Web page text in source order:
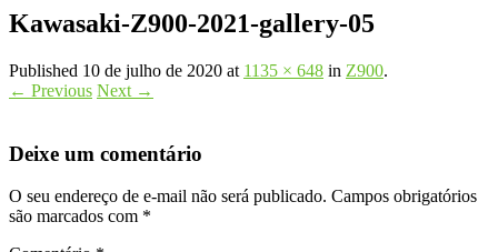
Kawasaki-Z900-2021-gallery-05
Published 10 de julho de 2020 at 1135 × 648 in Z900.
← Previous Next →
Deixe um comentário
O seu endereço de e-mail não será publicado. Campos obrigatórios
são marcados com *